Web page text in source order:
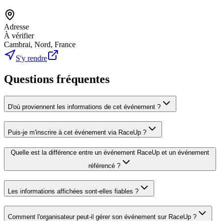
Adresse
À vérifier
Cambrai, Nord, France
S'y rendre
Questions fréquentes
D'où proviennent les informations de cet événement ?
Puis-je m'inscrire à cet événement via RaceUp ?
Quelle est la différence entre un événement RaceUp et un événement
référencé ?
Les informations affichées sont-elles fiables ?
Comment l'organisateur peut-il gérer son événement sur RaceUp ?